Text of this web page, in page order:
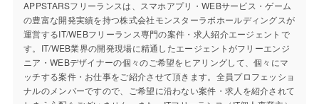
APPSTARSフリーランスは、スマホアプリ・WEBサービス・ゲーム
の豊富な開発実績を持つ株式会社モンスターラボホールディングスが
運営するIT/WEBフリーランス専門の案件・求人紹介エージェントで
す。IT/WEB業界の開発現場に精通したエージェントがフリーエンジ
ニア・WEBデザイナーの個々のご希望をヒアリングして、個々にマ
ッチする案件・お仕事をご紹介させて頂きます。全員プロフェッショ
ナルのメンバーですので、ご希望に沿わない案件・求人を紹介されて